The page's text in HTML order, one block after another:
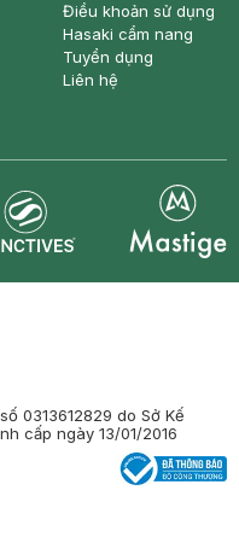
Điều khoản sử dụng
Hasaki cẩm nang
Tuyển dụng
Liên hệ
0313612829 do Sở Kế
cấp ngày 13/01/2016